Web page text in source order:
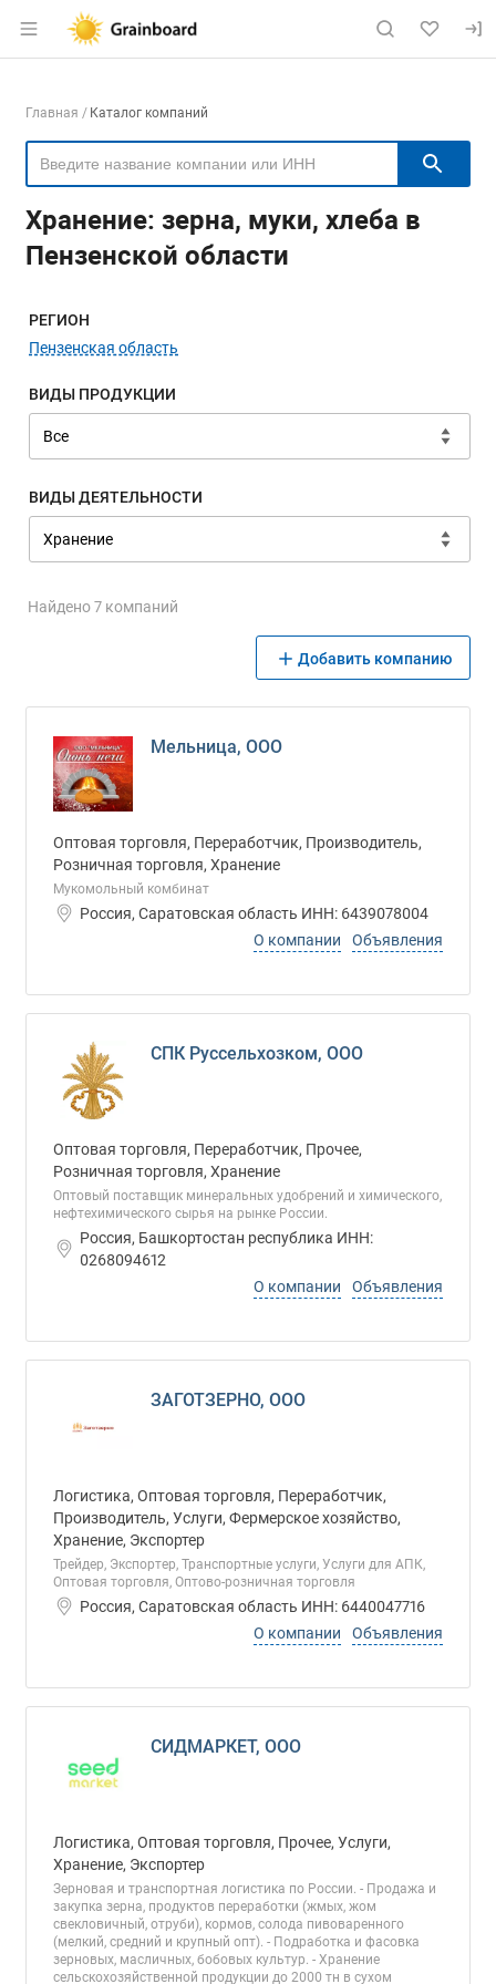
Раздел навигации по сайту
Навигация по компаниям
Главная Каталог компаний
Хранение: зерна, муки, хлеба в
Пензенской области
Меню навигации
РЕГИОН
Пензенская область
ВИДЫ ПРОДУКЦИИ
ВИДЫ ДЕЯТЕЛЬНОСТИ
Найдено 7 компаний
Добавить компанию
Мельница, ООО
Оптовая торговля, Переработчик, Производитель,
Розничная торговля, Хранение
Мукомольный комбинат
Россия, Саратовская область ИНН: 6439078004
О компании
Объявления
СПК Руссельхозком, ООО
Оптовая торговля, Переработчик, Прочее,
Розничная торговля, Хранение
Оптовый поставщик минеральных удобрений и химического,
нефтехимического сырья на рынке России.
Россия, Башкортостан республика ИНН:
0268094612
О компании
Объявления
ЗАГОТЗЕРНО, ООО
Логистика, Оптовая торговля, Переработчик,
Производитель, Услуги, Фермерское хозяйство,
Хранение, Экспортер
Трейдер, Экспортер, Транспортные услуги, Услуги для АПК,
Оптовая торговля, Оптово-розничная торговля
Россия, Саратовская область ИНН: 6440047716
О компании
Объявления
СИДМАРКЕТ, ООО
Логистика, Оптовая торговля, Прочее, Услуги,
Хранение, Экспортер
Зерновая и транспортная логистика по России. - Продажа и
закупка зерна, продуктов переработки (жмых, жом
свекловичный, отруби), кормов, солода пивоваренного
(мелкий, средний и крупный опт). - Подработка и фасовка
зерновых, масличных, бобовых культур. - Хранение
сельскохозяйственной продукции до 2000 тн в сухом